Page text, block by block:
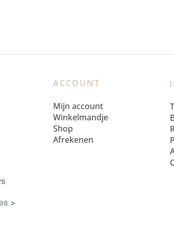
ACCOUNT
Mijn account
Winkelmandje
Shop
Afrekenen